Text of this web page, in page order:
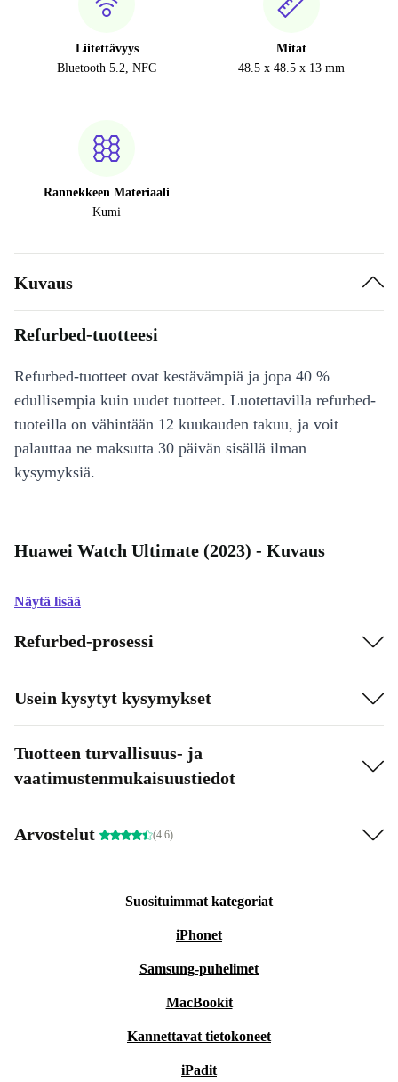
Liitettävyys
Bluetooth 5.2, NFC
Mitat
48.5 x 48.5 x 13 mm
Rannekkeen Materiaali
Kumi
Kuvaus
Refurbed-tuotteesi
Refurbed-tuotteet ovat kestävämpiä ja jopa 40 %
edullisempia kuin uudet tuotteet. Luotettavilla refurbed-
tuoteilla on vähintään 12 kuukauden takuu, ja voit
palauttaa ne maksutta 30 päivän sisällä ilman
kysymyksiä.
Huawei Watch Ultimate (2023) - Kuvaus
Näytä lisää
Refurbed-prosessi
Usein kysytyt kysymykset
Tuotteen turvallisuus- ja
vaatimustenmukaisuustiedot
Arvostelut (4.6)
Suosituimmat kategoriat
iPhonet
Samsung-puhelimet
MacBookit
Kannettavat tietokoneet
iPadit